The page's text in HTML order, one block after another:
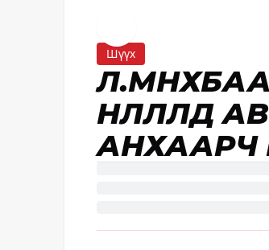
Шүүх
АНХААРЧ